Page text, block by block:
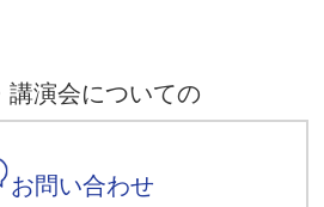
講演会についての
お問い合わせ